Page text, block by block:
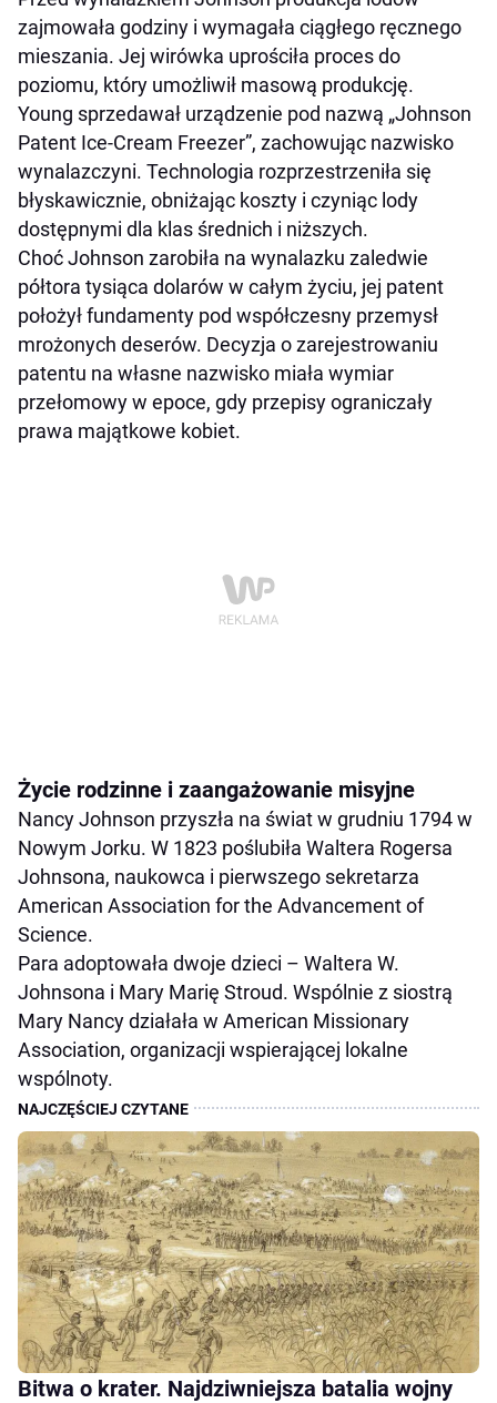
zajmowała godziny i wymagała ciągłego ręcznego
mieszania. Jej wirówka uprościła proces do
poziomu, który umożliwił masową produkcję.
Young sprzedawał urządzenie pod nazwą „Johnson
Patent Ice-Cream Freezer”, zachowując nazwisko
wynalazczyni. Technologia rozprzestrzeniła się
błyskawicznie, obniżając koszty i czyniąc lody
dostępnymi dla klas średnich i niższych.
Choć Johnson zarobiła na wynalazku zaledwie
półtora tysiąca dolarów w całym życiu, jej patent
położył fundamenty pod współczesny przemysł
mrożonych deserów. Decyzja o zarejestrowaniu
patentu na własne nazwisko miała wymiar
przełomowy w epoce, gdy przepisy ograniczały
prawa majątkowe kobiet.
Życie rodzinne i zaangażowanie misyjne
Nancy Johnson przyszła na świat w grudniu 1794 w
Nowym Jorku. W 1823 poślubiła Waltera Rogersa
Johnsona, naukowca i pierwszego sekretarza
American Association for the Advancement of
Science.
Para adoptowała dwoje dzieci – Waltera W.
Johnsona i Mary Marię Stroud. Wspólnie z siostrą
Mary Nancy działała w American Missionary
Association, organizacji wspierającej lokalne
wspólnoty.
Bitwa o krater. Najdziwniejsza batalia wojny